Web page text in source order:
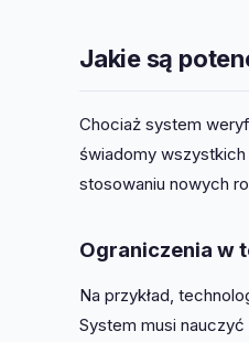
Jakie są
Chociaż system
świadomy
stosowaniu nowych
Ograniczenia w
Na przykład,
System musi